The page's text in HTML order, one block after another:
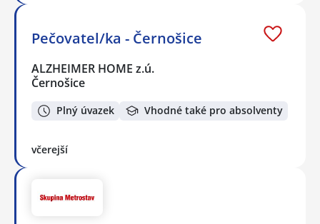
Pečovatel/ka - Černošice
ALZHEIMER HOME z.ú.
Černošice
Plný úvazek Vhodné také pro absolventy
včerejší